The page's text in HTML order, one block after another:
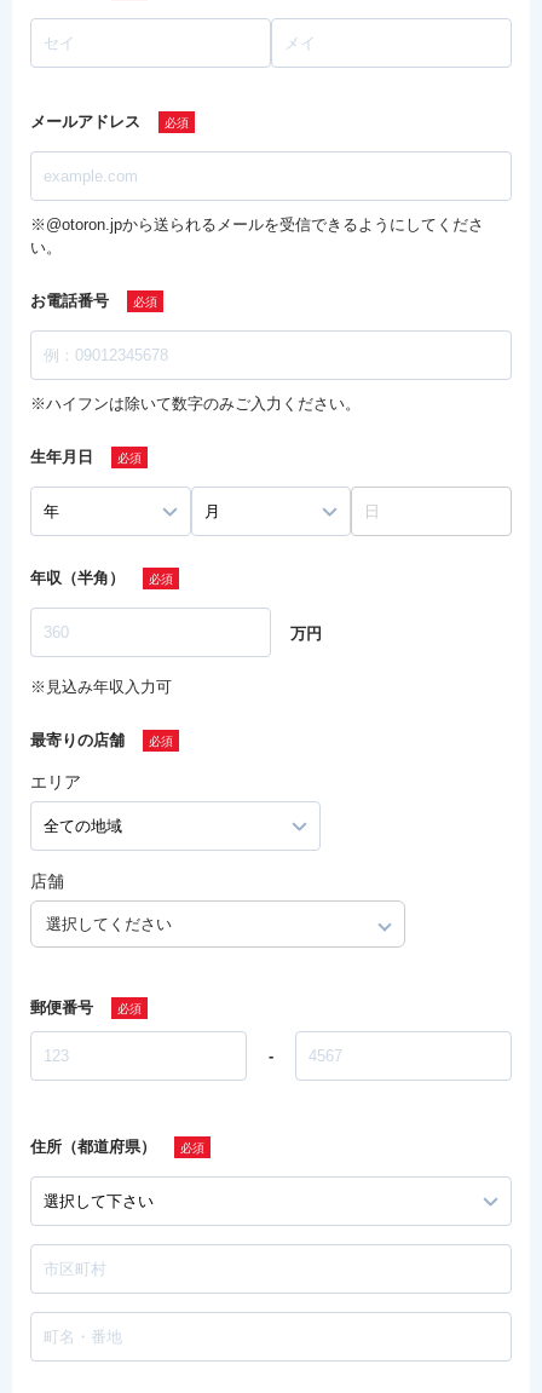
メールアドレス
※@otoron.jpから送られるメールを受信できるようにしてくださ
い。
お電話番号
※ハイフンは除いて数字のみご入力ください。
生年月日
年収（半角）
万円
※見込み年収入力可
最寄りの店舗
エリア
店舗
選択してください
郵便番号
-
住所（都道府県）